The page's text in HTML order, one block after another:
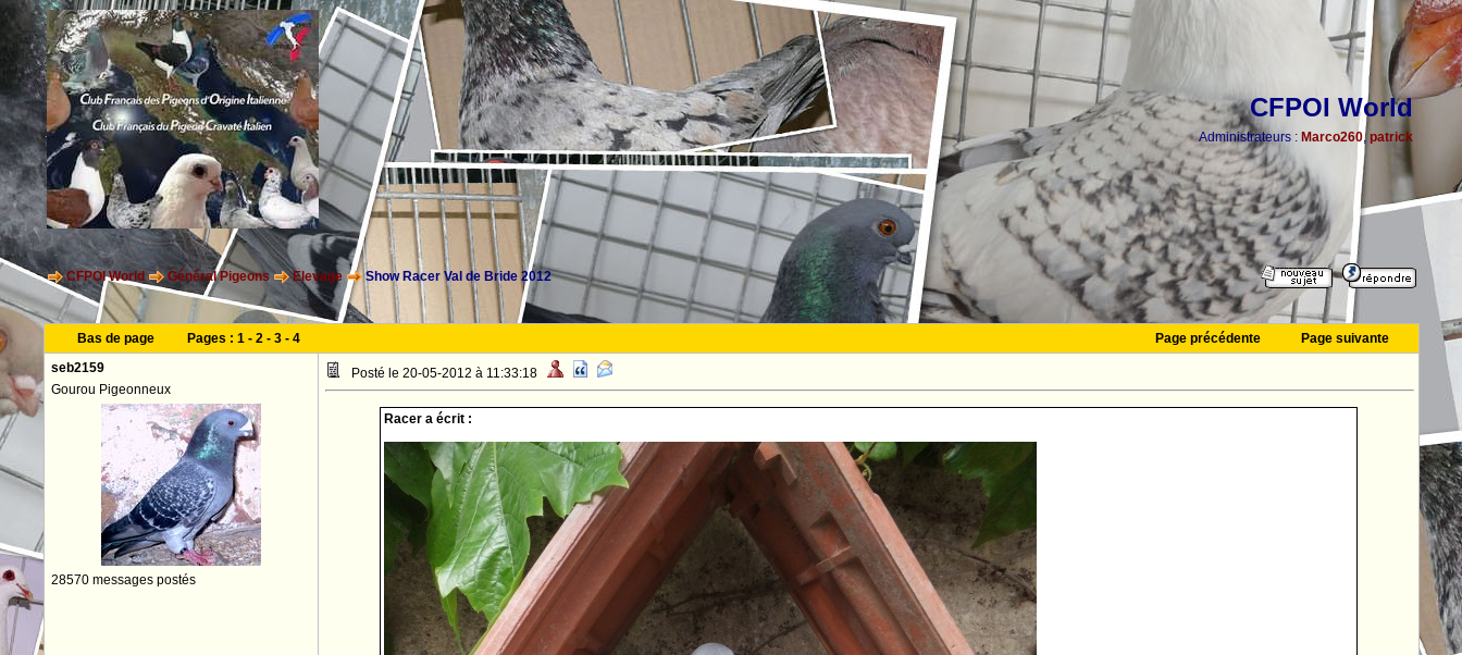
CFPOI World
Administrateurs : Marco260, patrick
CFPOI World Général Pigeons Elevage Show Racer Val de Bride 2012
Bas de page Pages : 1- 2- 3- 4 Page précédente
Page suivante
seb2159
Gourou Pigeonneux
28570 messages postés
Posté le 20-05-2012 à 11:33:18
Racer a écrit :